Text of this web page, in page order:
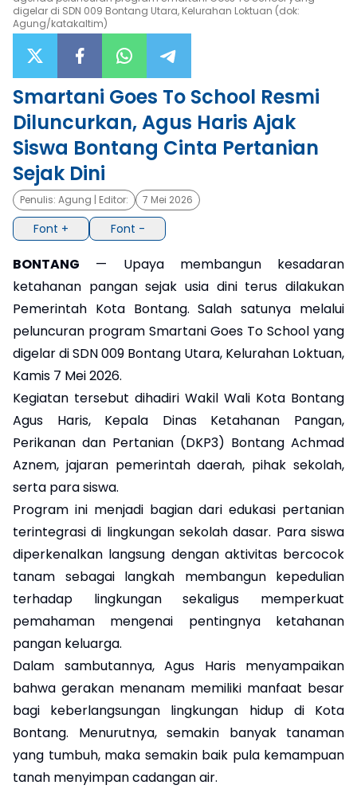
×
digelar di SDN 009 Bontang Utara, Kelurahan Loktuan (dok:
Agung/katakaltim)
Smartani Goes To School Resmi
Diluncurkan, Agus Haris Ajak
Siswa Bontang Cinta Pertanian
Sejak Dini
Penulis: Agung | Editor: 7 Mei 2026
Font + Font -
BONTANG — Upaya membangun kesadaran
ketahanan pangan sejak usia dini terus dilakukan
Pemerintah Kota Bontang. Salah satunya melalui
peluncuran program Smartani Goes To School yang
digelar di SDN 009 Bontang Utara, Kelurahan Loktuan,
Kamis 7 Mei 2026.
Kegiatan tersebut dihadiri Wakil Wali Kota Bontang
Agus Haris, Kepala Dinas Ketahanan Pangan,
Perikanan dan Pertanian (DKP3) Bontang Achmad
Aznem, jajaran pemerintah daerah, pihak sekolah,
serta para siswa.
Program ini menjadi bagian dari edukasi pertanian
terintegrasi di lingkungan sekolah dasar. Para siswa
diperkenalkan langsung dengan aktivitas bercocok
tanam sebagai langkah membangun kepedulian
terhadap lingkungan sekaligus memperkuat
pemahaman mengenai pentingnya ketahanan
pangan keluarga.
Dalam sambutannya, Agus Haris menyampaikan
bahwa gerakan menanam memiliki manfaat besar
bagi keberlangsungan lingkungan hidup di Kota
Bontang. Menurutnya, semakin banyak tanaman
yang tumbuh, maka semakin baik pula kemampuan
tanah menyimpan cadangan air.